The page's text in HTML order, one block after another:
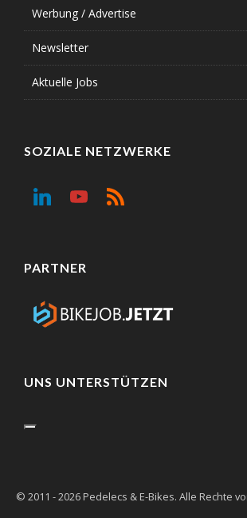
Werbung / Advertise
Newsletter
Aktuelle Jobs
SOZIALE NETZWERKE
PARTNER
UNS UNTERSTÜTZEN
© 2011 - 2026 Pedelecs & E-Bikes. Alle Rechte